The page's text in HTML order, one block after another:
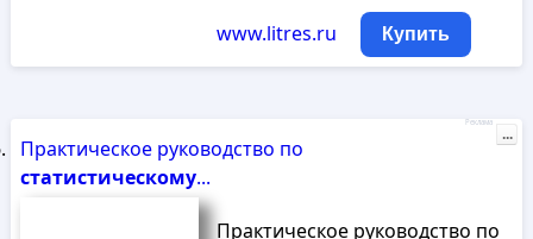
www.litres.ru Купить
Практическое руководство по
статистическому...
Практическое руководство по
Реклама
...